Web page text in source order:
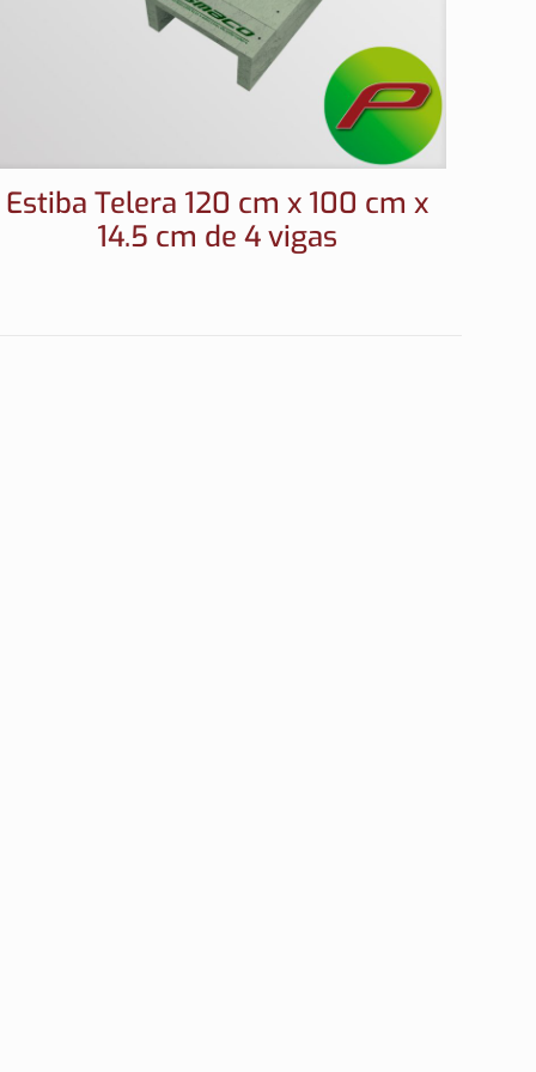
Estiba Telera 120 cm x 100 cm x
14.5 cm de 4 vigas